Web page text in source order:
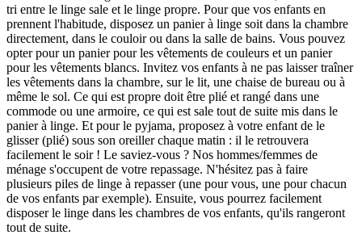
tri entre le linge sale et le linge propre. Pour que vos enfants en
prennent l'habitude, disposez un panier à linge soit dans la chambre
directement, dans le couloir ou dans la salle de bains. Vous pouvez
opter pour un panier pour les vêtements de couleurs et un panier
pour les vêtements blancs. Invitez vos enfants à ne pas laisser traîner
les vêtements dans la chambre, sur le lit, une chaise de bureau ou à
même le sol. Ce qui est propre doit être plié et rangé dans une
commode ou une armoire, ce qui est sale tout de suite mis dans le
panier à linge. Et pour le pyjama, proposez à votre enfant de le
glisser (plié) sous son oreiller chaque matin : il le retrouvera
facilement le soir ! Le saviez-vous ? Nos hommes/femmes de
ménage s'occupent de votre repassage. N'hésitez pas à faire
plusieurs piles de linge à repasser (une pour vous, une pour chacun
de vos enfants par exemple). Ensuite, vous pourrez facilement
disposer le linge dans les chambres de vos enfants, qu'ils rangeront
tout de suite.